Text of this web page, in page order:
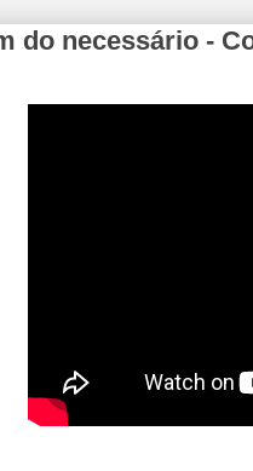
do necessário -